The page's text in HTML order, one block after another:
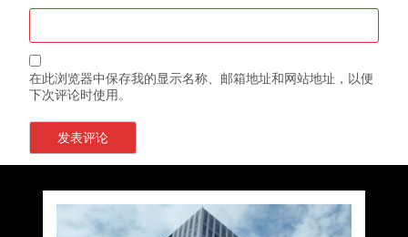
在此浏览器中保存我的显示名称、邮箱地址和网站地址，以便
下次评论时使用。